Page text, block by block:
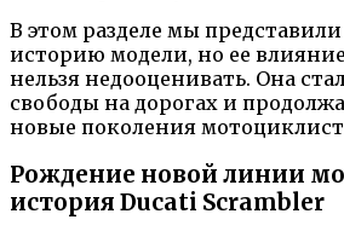
В этом разделе мы
историю модели, но ее
нельзя недооценивать. Она
свободы на дорогах и
новые поколения
Рождение новой линии
история Ducati Scrambler